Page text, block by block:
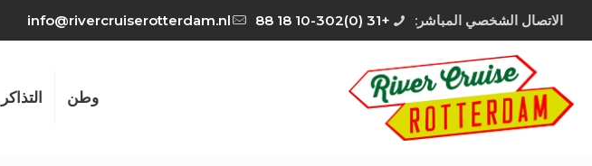
الاتصال الشخصي المباشر: +31 (0)10-302 18 88
info@rivercruiserotterdam.nl
وطن